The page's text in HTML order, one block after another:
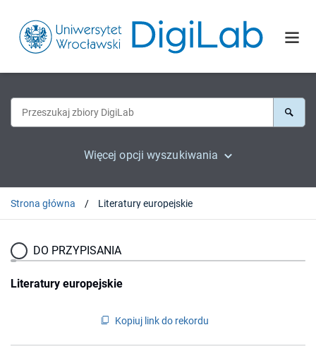
Więcej opcji wyszukiwania
Strona główna Literatury europejskie
DO PRZYPISANIA
Literatury europejskie
Kopiuj link do rekordu